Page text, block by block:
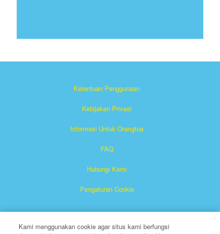
Ketentuan Penggunaan
Kebijakan Privasi
Informasi Untuk Orangtua
FAQ
Hubungi Kami
Pengaturan Cookie
Kami menggunakan cookie agar situs kami berfungsi